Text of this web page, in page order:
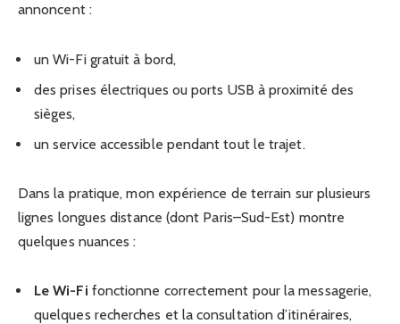
annoncent :
un Wi-Fi gratuit à bord,
des prises électriques ou ports USB à proximité des
sièges,
un service accessible pendant tout le trajet.
Dans la pratique, mon expérience de terrain sur plusieurs
lignes longues distance (dont Paris–Sud-Est) montre
quelques nuances :
Le Wi-Fi fonctionne correctement pour la messagerie,
quelques recherches et la consultation d’itinéraires,